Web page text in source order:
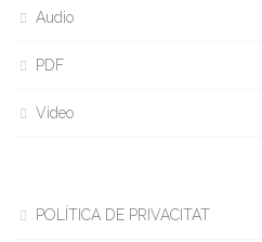
Audio
PDF
Video
POLÍTICA DE PRIVACITAT